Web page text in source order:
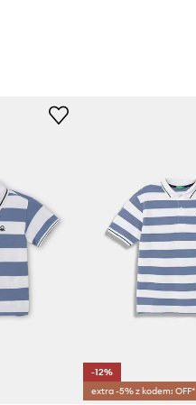
-12%
extra -5% z kodem: OFF*